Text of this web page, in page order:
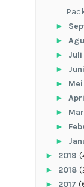
►
►
► Juli
► Juni
► Mei
►
►
►
►
► 2019
► 2018
► 2017